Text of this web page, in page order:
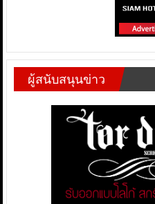
ผู้สนับสนุนข่าว